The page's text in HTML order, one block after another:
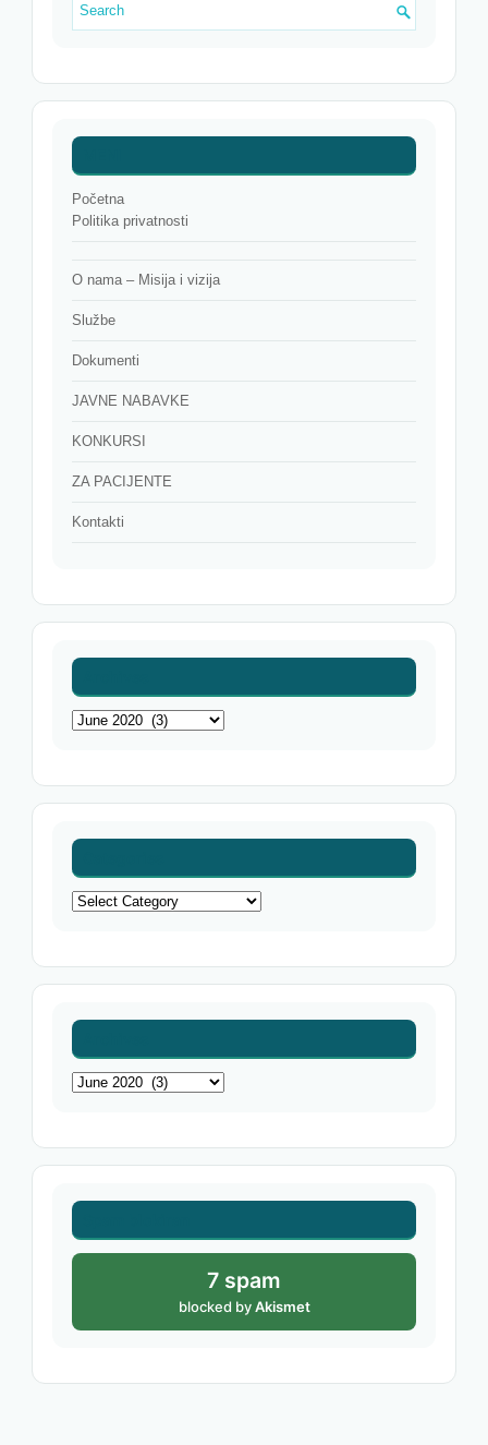
Početna
Politika privatnosti
O nama – Misija i vizija
Službe
Dokumenti
JAVNE NABAVKE
KONKURSI
ZA PACIJENTE
Kontakti
Archives
Categories
Archives
7 spam
blocked byAkismet